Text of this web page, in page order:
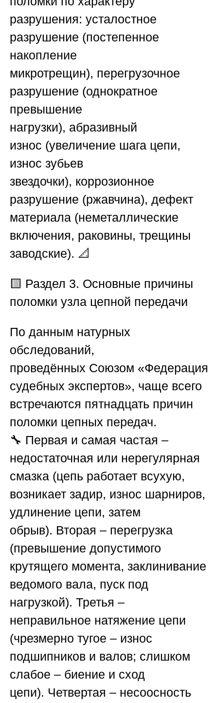
разрушения: усталостное
разрушение (постепенное
накопление
микротрещин), перегрузочное
разрушение (однократное
превышение
нагрузки), абразивный
износ (увеличение шага цепи,
износ зубьев
звездочки), коррозионное
разрушение (ржавчина), дефект
материала (неметаллические
включения, раковины, трещины
заводские). 📐
🟨 Раздел 3. Основные причины
поломки узла цепной передачи
По данным натурных
обследований,
проведённых Союзом «Федерация
судебных экспертов», чаще всего
встречаются пятнадцать причин
поломки цепных передач.
🔧 Первая и самая частая –
недостаточная или нерегулярная
смазка (цепь работает всухую,
возникает задир, износ шарниров,
удлинение цепи, затем
обрыв). Вторая – перегрузка
(превышение допустимого
крутящего момента, заклинивание
ведомого вала, пуск под
нагрузкой). Третья –
неправильное натяжение цепи
(чрезмерно тугое – износ
подшипников и валов; слишком
слабое – биение и сход
цепи). Четвертая – несоосность